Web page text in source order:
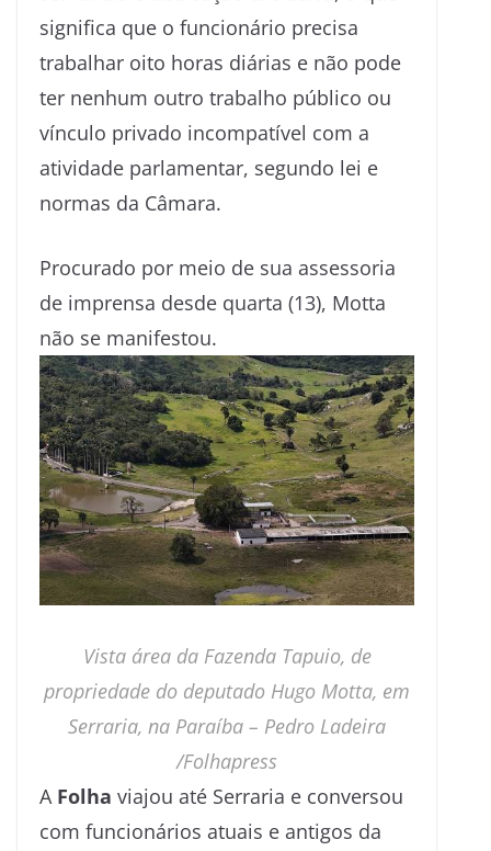
significa que o funcionário precisa
trabalhar oito horas diárias e não pode
ter nenhum outro trabalho público ou
vínculo privado incompatível com a
atividade parlamentar, segundo lei e
normas da Câmara.
Procurado por meio de sua assessoria
de imprensa desde quarta (13), Motta
não se manifestou.
Vista área da Fazenda Tapuio, de
propriedade do deputado Hugo Motta, em
Serraria, na Paraíba – Pedro Ladeira
/Folhapress
A Folha viajou até Serraria e conversou
com funcionários atuais e antigos da